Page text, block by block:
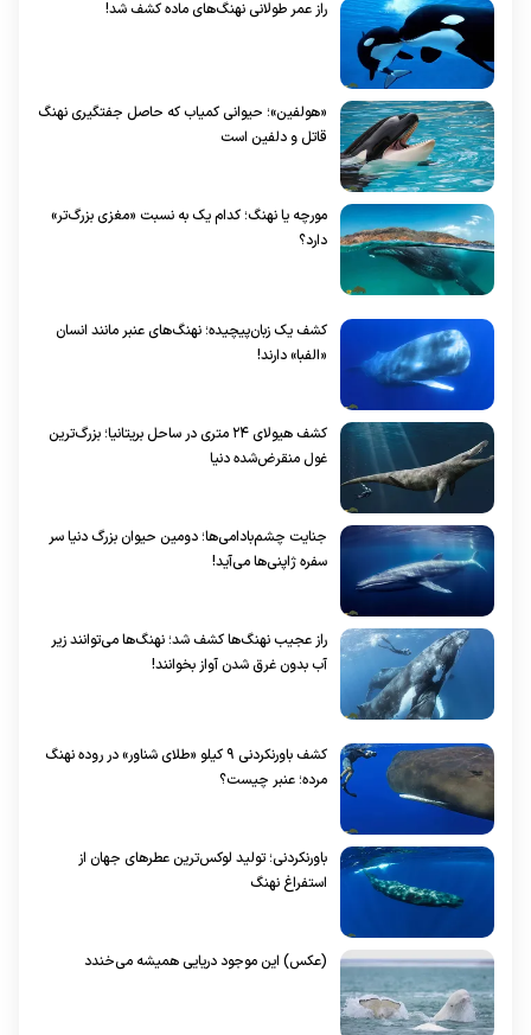
راز عمر طولانی نهنگ‌های ماده کشف شد!
«هولفین»؛ حیوانی کمیاب که حاصل جفتگیری نهنگ
قاتل و دلفین است
مورچه یا نهنگ؛ کدام یک به نسبت «مغزی بزرگ‌تر»
دارد؟
کشف یک زبان‌پیچیده؛ نهنگ‌های عنبر مانند انسان
«الفبا» دارند!
کشف هیولای ۲۴ متری در ساحل بریتانیا؛ بزرگ‌ترین
غول منقرض‌شده دنیا
جنایت چشم‌بادامی‌ها؛ دومین حیوان بزرگ دنیا سر
سفره ژاپنی‌ها می‌آید!
راز عجیب نهنگ‌ها کشف شد؛ نهنگ‌ها می‌توانند زیر
آب بدون غرق شدن آواز بخوانند!
کشف باورنکردنی ۹ کیلو «طلای شناور» در روده نهنگ
مرده؛ عنبر چیست؟
باورنکردنی؛ تولید لوکس‌ترین عطر‌های جهان از
استفراغ نهنگ
(عکس) این موجود دریایی همیشه می‌خندد